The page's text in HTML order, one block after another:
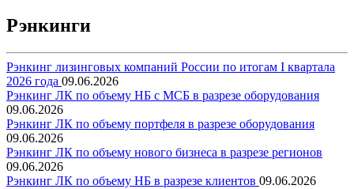
Рэнкинги
Рэнкинг лизинговых компаний России по итогам I квартала
2026 года 09.06.2026
Рэнкинг ЛК по объему НБ с МСБ в разрезе оборудования
09.06.2026
Рэнкинг ЛК по объему портфеля в разрезе оборудования
09.06.2026
Рэнкинг ЛК по объему нового бизнеса в разрезе регионов
09.06.2026
Рэнкинг ЛК по объему НБ в разрезе клиентов 09.06.2026